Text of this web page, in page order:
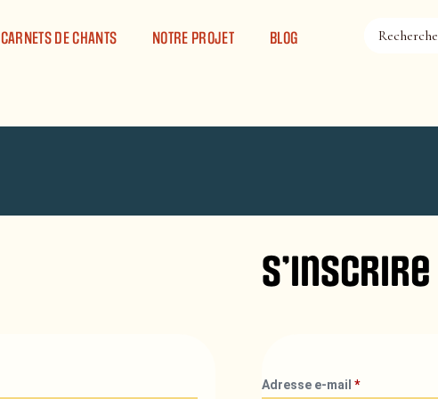
CARNETS DE CHANTS NOTRE PROJET BLOG
S’inscrire
Adresse e-mail*